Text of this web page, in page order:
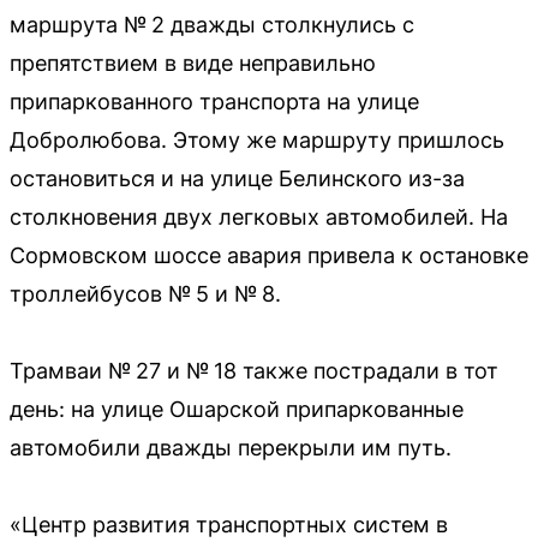
маршрута № 2 дважды столкнулись с
препятствием в виде неправильно
припаркованного транспорта на улице
Добролюбова. Этому же маршруту пришлось
остановиться и на улице Белинского из-за
столкновения двух легковых автомобилей. На
Сормовском шоссе авария привела к остановке
троллейбусов № 5 и № 8.
Трамваи № 27 и № 18 также пострадали в тот
день: на улице Ошарской припаркованные
автомобили дважды перекрыли им путь.
«Центр развития транспортных систем в